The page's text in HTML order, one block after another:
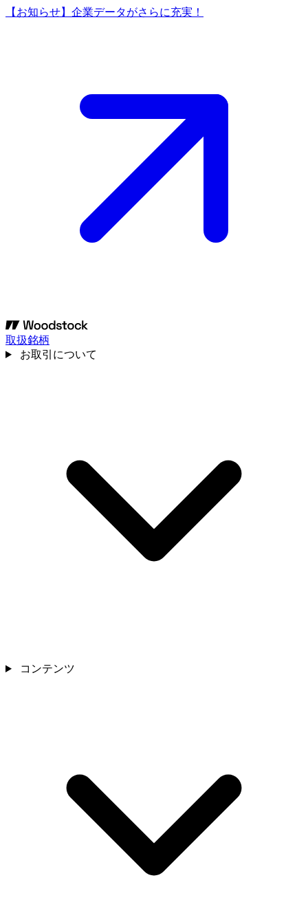
【お知らせ】企業データがさらに充実！
取扱銘柄
お取引について
コンテンツ